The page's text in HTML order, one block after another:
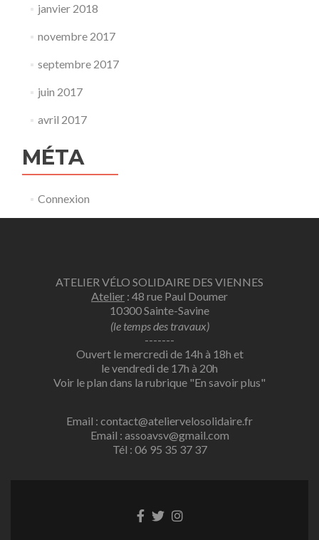
janvier 2018
novembre 2017
septembre 2017
juin 2017
avril 2017
MÉTA
Connexion
ATELIER VÉLO SOLIDAIRE DES VIENNES
Atelier : 48 rue Paul Doumer
10300 Sainte-Savine
(le temps des travaux)
-------
Ouvert le mercredi de 14h à 18h et
le vendredi de 17h à 20h
Voir le plan dans la rubrique "En savoir plus"
Email : contact@ateliervelosolidaire.fr
Email : assoavsv@gmail.com
Tél : 06 95 35 37 37
Lien
Facebook
LienLien